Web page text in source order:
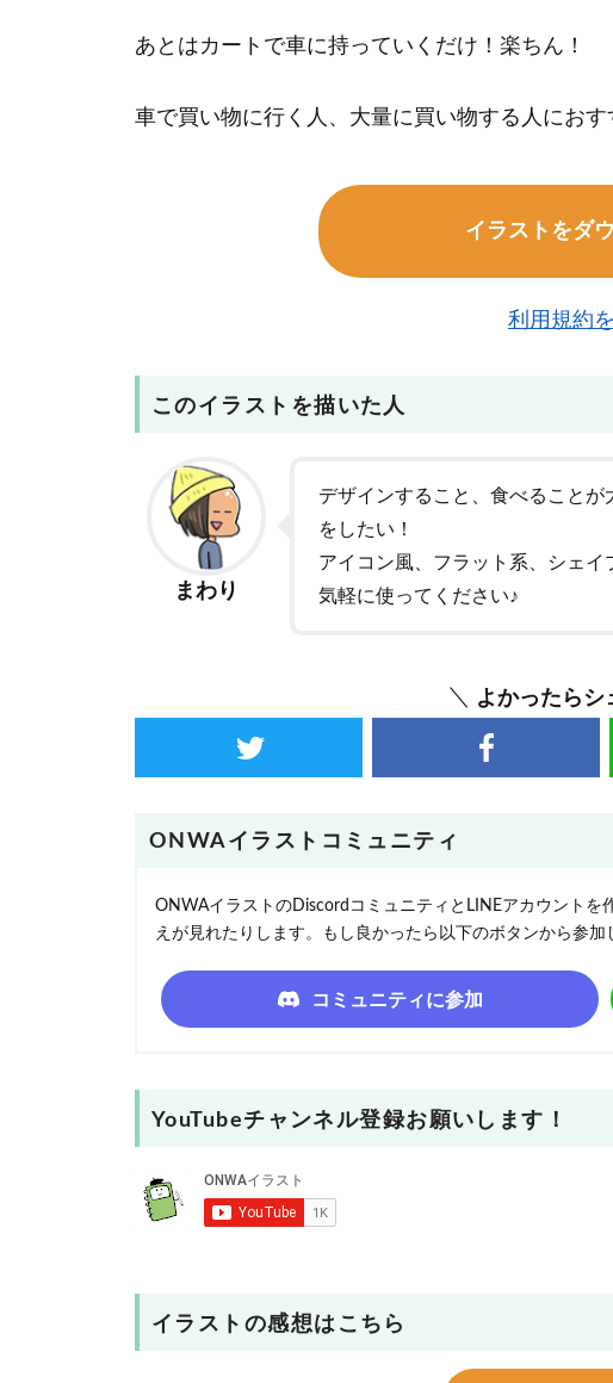
あとはカートで車に持っていくだけ！楽ちん！
車で買い物に行く人、大量に買い物する人におす
イラストをダ
利用規約
このイラストを描いた人
まわり
デザインすること、食べること
をしたい！
アイコン風、フラット系、シェ
気軽に使ってください♪
よかったらシ
ONWAイラストコミュニティ
ONWAイラストのDiscordコミュニティとLINEアカウント
えが見れたりします。もし良かったら以下のボタンから参加
コミュニティに参加
YouTubeチャンネル登録お願いします！
イラストの感想はこちら